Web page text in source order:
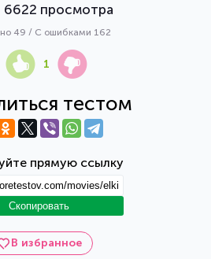
В избранное
тестом
прямую ссылку
Скопировать
6622 просмотра
49 / С ошибками 162
1